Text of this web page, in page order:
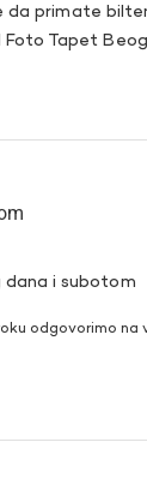
da primate
Tapet
dana i subotom
odgovorimo na